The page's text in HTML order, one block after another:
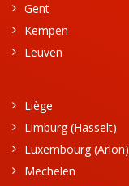
Gent
Kempen
Leuven
Liège
Limburg (Hasselt)
Luxembourg (Arlon)
Mechelen